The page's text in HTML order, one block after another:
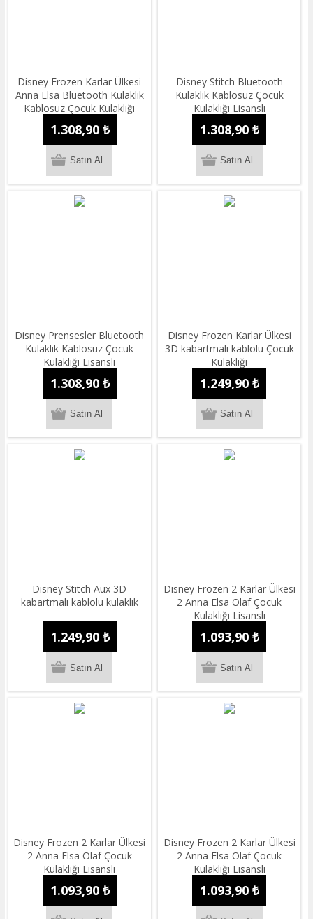
Disney Frozen Karlar Ülkesi
Anna Elsa Bluetooth Kulaklık
Kablosuz Çocuk Kulaklığı
1.308,90 ₺
Disney Stitch Bluetooth
Kulaklık Kablosuz Çocuk
Kulaklığı Lisanslı
1.308,90 ₺
Disney Prensesler Bluetooth
Kulaklık Kablosuz Çocuk
Kulaklığı Lisanslı
1.308,90 ₺
Disney Frozen Karlar Ülkesi
3D kabartmalı kablolu Çocuk
Kulaklığı
1.249,90 ₺
Disney Stitch Aux 3D
kabartmalı kablolu kulaklık
1.249,90 ₺
Disney Frozen 2 Karlar Ülkesi
2 Anna Elsa Olaf Çocuk
Kulaklığı Lisanslı
1.093,90 ₺
Disney Frozen 2 Karlar Ülkesi
2 Anna Elsa Olaf Çocuk
Kulaklığı Lisanslı
1.093,90 ₺
Disney Frozen 2 Karlar Ülkesi
2 Anna Elsa Olaf Çocuk
Kulaklığı Lisanslı
1.093,90 ₺